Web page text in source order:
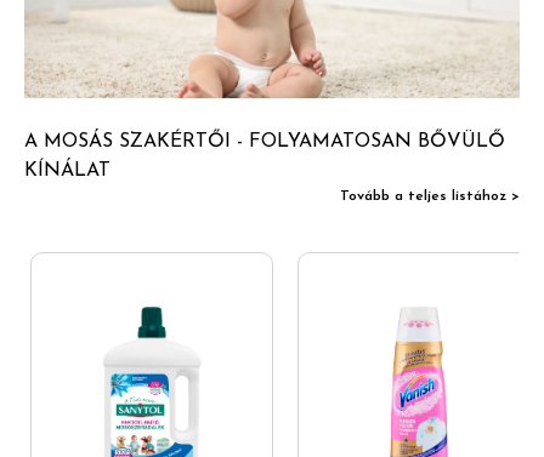
A MOSÁS SZAKÉRTŐI - FOLYAMATOSAN BŐVÜLŐ
KÍNÁLAT
Tovább a teljes listához >